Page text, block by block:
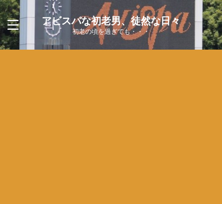
アビスパな初老男、徒然な日々
初老の頃を過ぎても・・・